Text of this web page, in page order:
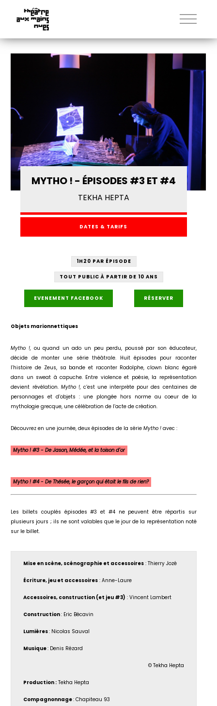
MYTHO ! - ÉPISODES #3 ET #4
TEKHA HEPTA
DATES & TARIFS
1H20 PAR ÉPISODE
TOUT PUBLIC À PARTIR DE 10 ANS
EVENEMENT FACEBOOK RÉSERVER
Objets marionnettiques
Mytho !, ou quand un ado un peu perdu, poussé par son éducateur,
décide de monter une série théâtrale. Huit épisodes pour raconter
l’histoire de Zeus, sa bande et raconter Rodolphe, clown blanc égaré
dans un sweat à capuche. Entre violence et poésie, la représentation
devient révélation. Mytho !, c’est une interprète pour des centaines de
personnages et d’objets : une plongée hors norme au coeur de la
mythologie grecque, une célébration de l’acte de création.
Découvrez en une journée, deux épisodes de la sérieMytho ! avec :
Mytho ! #3 - De Jason, Médée, et la toison d'or
Mytho ! #4 - De Thésée, le garçon qui était le fils de rien?
Les billets couplés épisodes #3 et #4 ne peuvent être répartis sur
plusieurs jours ; ils ne sont valables que le jour de la représentation noté
sur le billet.
Mise en scène, scénographie et accessoires : Thierry Jozé
Écriture, jeu et accessoires : Anne-Laure
Accessoires, construction (et jeu #3) : Vincent Lambert
Construction: Eric Bécavin
Lumières: Nicolas Sauval
Musique: Denis Rézard
© Tekha Hepta
Production : Tekha Hepta
Compagnonnage: Chapiteau 93